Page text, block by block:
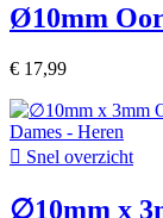
Ø10mm
€ 17,99
 Snel overzicht
∅10mm x